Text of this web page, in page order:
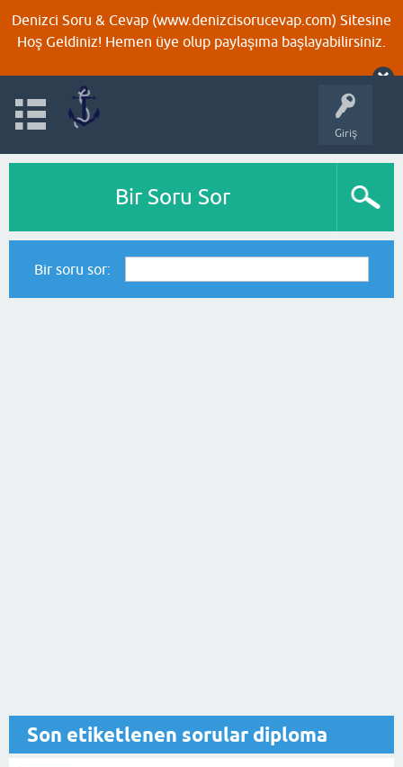
Denizci Soru & Cevap (www.denizcisorucevap.com) Sitesine
Hoş Geldiniz! Hemen üye olup paylaşıma başlayabilirsiniz.
Giriş
Bir Soru Sor
Bir soru sor:
Son etiketlenen sorular diploma